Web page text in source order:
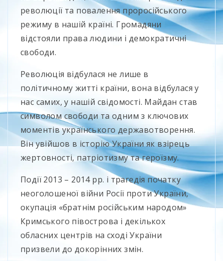
революції та повалення проросійського
режиму в нашій країні. Громадяни
відстояли права людини і демократичні
свободи.
Революція відбулася не лише в
політичному житті країни, вона відбулася у
нас самих, у нашій свідомості. Майдан став
символом свободи та одним з ключових
моментів українського державотворення.
Він увійшов в історію України як взірець
жертовності, патріотизму та героїзму.
Події 2013 – 2014 рр. і трагедія початку
неоголошеної війни Росії проти України,
окупація «братнім російським народом»
Кримського півострова і декількох
обласних центрів на сході України
призвели до докорінних змін.